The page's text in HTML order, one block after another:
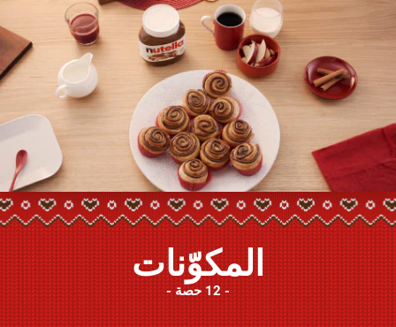
المكوّنات
12 حصة